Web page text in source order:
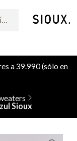
a 39.990 (sólo en
Sioux